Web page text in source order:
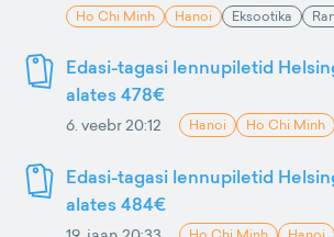
Ho Chi Minh Hanoi Eksootika
Edasi-tagasi lennupiletid
alates 478€
6. veebr 20:12 Hanoi Ho Chi Minh
Edasi-tagasi lennupiletid
alates 484€